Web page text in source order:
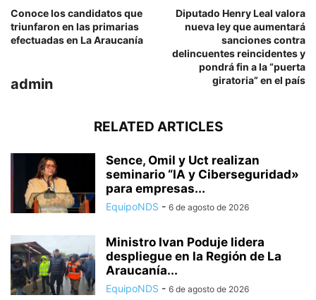
Conoce los candidatos que
triunfaron en las primarias
efectuadas en La Araucanía
Diputado Henry Leal valora
nueva ley que aumentará
sanciones contra
delincuentes reincidentes y
pondrá fin a la “puerta
giratoria” en el país
admin
RELATED ARTICLES
Sence, Omil y Uct realizan
seminario “IA y Ciberseguridad»
para empresas...
EquipoNDS - 6 de agosto de 2026
Ministro Ivan Poduje lidera
despliegue en la Región de La
Araucanía...
EquipoNDS - 6 de agosto de 2026